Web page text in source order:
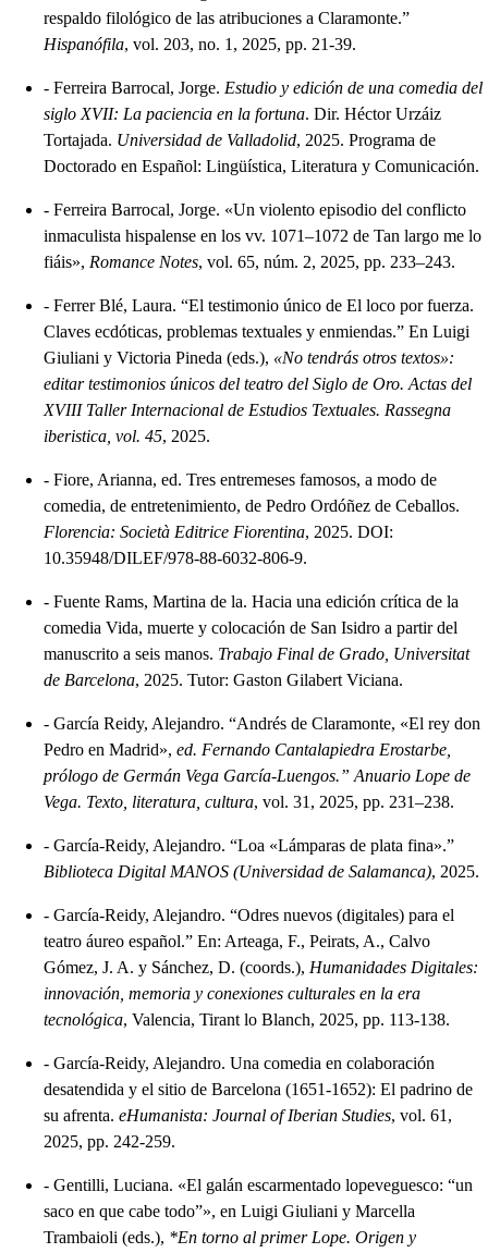
respaldo filológico de las atribuciones a Claramonte.”
Hispanófila, vol. 203, no. 1, 2025, pp. 21-39.
- Ferreira Barrocal, Jorge. Estudio y edición de una comedia del
siglo XVII: La paciencia en la fortuna. Dir. Héctor Urzáiz
Tortajada. Universidad de Valladolid, 2025. Programa de
Doctorado en Español: Lingüística, Literatura y Comunicación.
- Ferreira Barrocal, Jorge. «Un violento episodio del conflicto
inmaculista hispalense en los vv. 1071–1072 de Tan largo me lo
fiáis», Romance Notes, vol. 65, núm. 2, 2025, pp. 233–243.
- Ferrer Blé, Laura. “El testimonio único de El loco por fuerza.
Claves ecdóticas, problemas textuales y enmiendas.” En Luigi
Giuliani y Victoria Pineda (eds.), «No tendrás otros textos»:
editar testimonios únicos del teatro del Siglo de Oro. Actas del
XVIII Taller Internacional de Estudios Textuales. Rassegna
iberistica, vol. 45, 2025.
- Fiore, Arianna, ed. Tres entremeses famosos, a modo de
comedia, de entretenimiento, de Pedro Ordóñez de Ceballos.
Florencia: Società Editrice Fiorentina, 2025. DOI:
10.35948/DILEF/978-88-6032-806-9.
- Fuente Rams, Martina de la. Hacia una edición crítica de la
comedia Vida, muerte y colocación de San Isidro a partir del
manuscrito a seis manos. Trabajo Final de Grado, Universitat
de Barcelona, 2025. Tutor: Gaston Gilabert Viciana.
- García Reidy, Alejandro. “Andrés de Claramonte, «El rey don
Pedro en Madrid», ed. Fernando Cantalapiedra Erostarbe,
prólogo de Germán Vega García-Luengos.” Anuario Lope de
Vega. Texto, literatura, cultura, vol. 31, 2025, pp. 231–238.
- García-Reidy, Alejandro. “Loa «Lámparas de plata fina».”
Biblioteca Digital MANOS (Universidad de Salamanca), 2025.
- García-Reidy, Alejandro. “Odres nuevos (digitales) para el
teatro áureo español.” En: Arteaga, F., Peirats, A., Calvo
Gómez, J. A. y Sánchez, D. (coords.), Humanidades Digitales:
innovación, memoria y conexiones culturales en la era
tecnológica, Valencia, Tirant lo Blanch, 2025, pp. 113-138.
- García-Reidy, Alejandro. Una comedia en colaboración
desatendida y el sitio de Barcelona (1651-1652): El padrino de
su afrenta. eHumanista: Journal of Iberian Studies, vol. 61,
2025, pp. 242-259.
- Gentilli, Luciana. «El galán escarmentado lopeveguesco: “un
saco en que cabe todo”», en Luigi Giuliani y Marcella
Trambaioli (eds.), *En torno al primer Lope. Origen y